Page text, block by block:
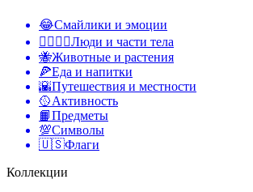
😂Смайлики и эмоции
👩‍❤️‍💋‍👨Люди и части тела
🐝Животные и растения
🍕Еда и напитки
🌇Путешествия и местности
🥎Активность
📙Предметы
💯Символы
🇺🇸Флаги
Коллекции